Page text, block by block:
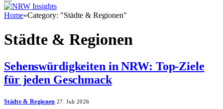
Home»Category: "Städte & Regionen"
Städte & Regionen
Sehenswürdigkeiten in NRW: Top-Ziele
für jeden Geschmack
Städte & Regionen 27. Juli 2026